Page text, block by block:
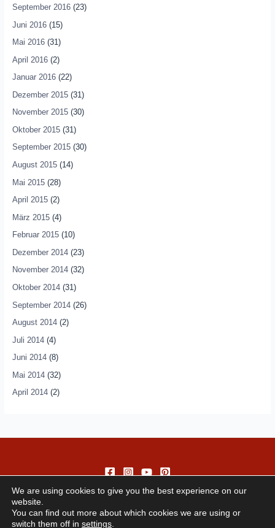
September 2016(23)
Juni 2016(15)
Mai 2016(31)
April 2016(2)
Januar 2016(22)
Dezember 2015(31)
November 2015(30)
Oktober 2015(31)
September 2015(30)
August 2015(14)
Mai 2015(28)
April 2015(2)
März 2015(4)
Februar 2015(10)
Dezember 2014(23)
November 2014(32)
Oktober 2014(31)
September 2014(26)
August 2014(2)
Juli 2014(4)
Juni 2014(8)
Mai 2014(32)
April 2014(2)
We are using cookies to give you the best experience on our
website.
You can find out more about which cookies we are using or
switch them off in settings